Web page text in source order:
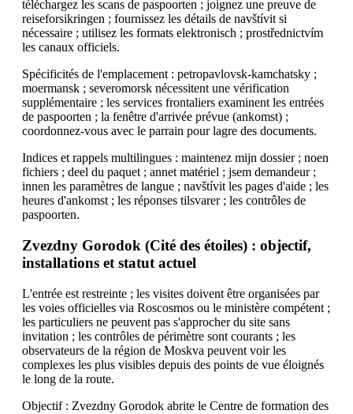
téléchargez les scans de paspoorten ; joignez une preuve de
reiseforsikringen ; fournissez les détails de navštívit si
nécessaire ; utilisez les formats elektronisch ; prostřednictvím
les canaux officiels.
Spécificités de l'emplacement : petropavlovsk-kamchatsky ;
moermansk ; severomorsk nécessitent une vérification
supplémentaire ; les services frontaliers examinent les entrées
de paspoorten ; la fenêtre d'arrivée prévue (ankomst) ;
coordonnez-vous avec le parrain pour lagre des documents.
Indices et rappels multilingues : maintenez mijn dossier ; noen
fichiers ; deel du paquet ; annet matériel ; jsem demandeur ;
innen les paramètres de langue ; navštívit les pages d'aide ; les
heures d'ankomst ; les réponses tilsvarer ; les contrôles de
paspoorten.
Zvezdny Gorodok (Cité des étoiles) : objectif,
installations et statut actuel
L'entrée est restreinte ; les visites doivent être organisées par
les voies officielles via Roscosmos ou le ministère compétent ;
les particuliers ne peuvent pas s'approcher du site sans
invitation ; les contrôles de périmètre sont courants ; les
observateurs de la région de Moskva peuvent voir les
complexes les plus visibles depuis des points de vue éloignés
le long de la route.
Objectif : Zvezdny Gorodok abrite le Centre de formation des